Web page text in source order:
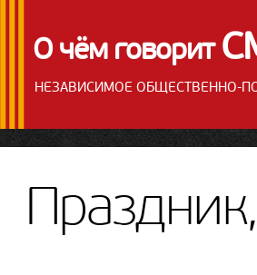
О чём говорит
НЕЗАВИСИМОЕ ОБЩЕСТВЕННО-